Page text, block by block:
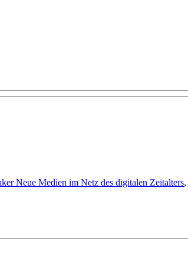
Neue Medien im Netz des digitalen Zeitalters,